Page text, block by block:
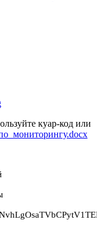
куар-код или